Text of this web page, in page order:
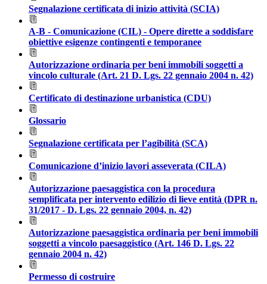
Segnalazione certificata di inizio attività (SCIA)
A-B - Comunicazione (CIL) - Opere dirette a soddisfare
obiettive esigenze contingenti e temporanee
Autorizzazione ordinaria per beni immobili soggetti a
vincolo culturale (Art. 21 D. Lgs. 22 gennaio 2004 n. 42)
Certificato di destinazione urbanistica (CDU)
Glossario
Segnalazione certificata per l’agibilità (SCA)
Comunicazione d’inizio lavori asseverata (CILA)
Autorizzazione paesaggistica con la procedura
semplificata per intervento edilizio di lieve entità (DPR n.
31/2017 - D. Lgs. 22 gennaio 2004, n. 42)
Autorizzazione paesaggistica ordinaria per beni immobili
soggetti a vincolo paesaggistico (Art. 146 D. Lgs. 22
gennaio 2004 n. 42)
Permesso di costruire